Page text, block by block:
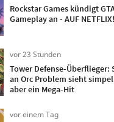
Rockstar Games kündigt
Gameplay an - AUF NETFLIX!
vor 23 Stunden
Tower Defense-Überflieger:
an Orc Problem sieht
aber ein Mega-Hit
vor einem Tag